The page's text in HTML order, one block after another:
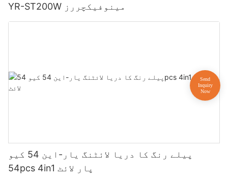
YR-ST200W مینوفیکچررز
پیلے رنگ کا دریا لائٹنگ یار-این 54 کیو
54pcs 4in1 پار لائٹ